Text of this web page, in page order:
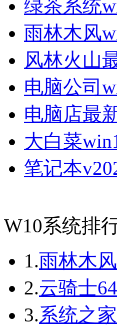
绿茶系统
雨林木风
风林火山
电脑公司
电脑店最
大白菜
笔记本
W10系统排
1.雨林木
2.云骑士
3.系统之